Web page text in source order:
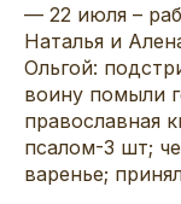
— 22 июля –
Наталья и
Ольгой:
воину помыли
православная
псалом-3 шт;
варенье;